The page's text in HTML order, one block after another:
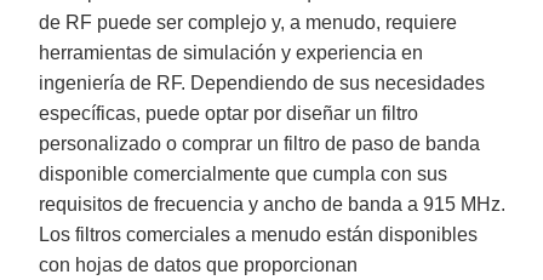
de RF puede ser complejo y, a menudo, requiere
herramientas de simulación y experiencia en
ingeniería de RF. Dependiendo de sus necesidades
específicas, puede optar por diseñar un filtro
personalizado o comprar un filtro de paso de banda
disponible comercialmente que cumpla con sus
requisitos de frecuencia y ancho de banda a 915 MHz.
Los filtros comerciales a menudo están disponibles
con hojas de datos que proporcionan